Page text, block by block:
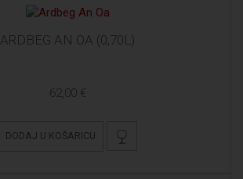
ARDBEG AN OA (0,70L)
62,00 €
DODAJ U KOŠARICU